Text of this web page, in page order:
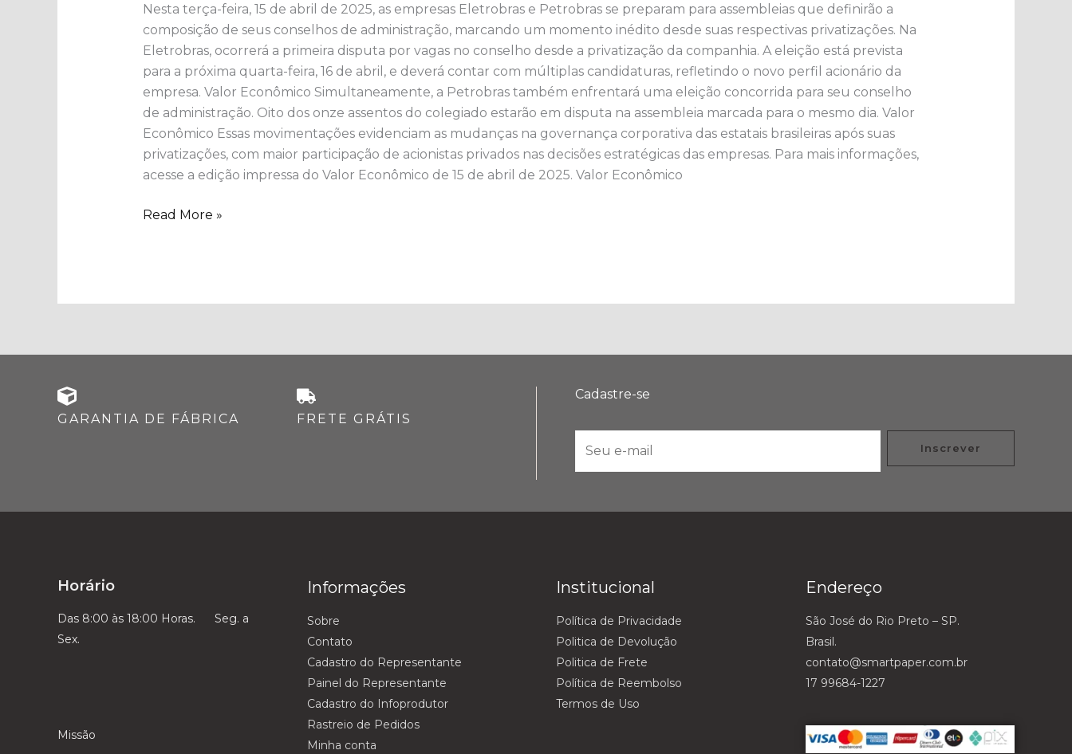
Nesta terça-feira, 15 de abril de 2025, as empresas Eletrobras e Petrobras se preparam para assembleias que definirão a
composição de seus conselhos de administração, marcando um momento inédito desde suas respectivas privatizações.​ Na
Eletrobras, ocorrerá a primeira disputa por vagas no conselho desde a privatização da companhia. A eleição está prevista
para a próxima quarta-feira, 16 de abril, e deverá contar com múltiplas candidaturas, refletindo o novo perfil acionário da
empresa. ​Valor Econômico Simultaneamente, a Petrobras também enfrentará uma eleição concorrida para seu conselho
de administração. Oito dos onze assentos do colegiado estarão em disputa na assembleia marcada para o mesmo dia. ​Valor
Econômico Essas movimentações evidenciam as mudanças na governança corporativa das estatais brasileiras após suas
privatizações, com maior participação de acionistas privados nas decisões estratégicas das empresas.​ Para mais informações,
acesse a edição impressa do Valor Econômico de 15 de abril de 2025. ​Valor Econômico
por
vagas
em
conselhos
após
privatizações
Read More »
GARANTIA DE FÁBRICA FRETE GRÁTIS
Cadastre-se
Inscrever
Horário
Das 8:00 às 18:00 Horas. Seg. a
Sex.
Missão
Informações
Sobre
Contato
Cadastro do Representante
Painel do Representante
Cadastro do Infoprodutor
Rastreio de Pedidos
Minha conta
Institucional
Política de Privacidade
Politica de Devolução
Politica de Frete
Política de Reembolso
Termos de Uso
Endereço
São José do Rio Preto – SP.
Brasil.
contato@smartpaper.com.br
17 99684-1227